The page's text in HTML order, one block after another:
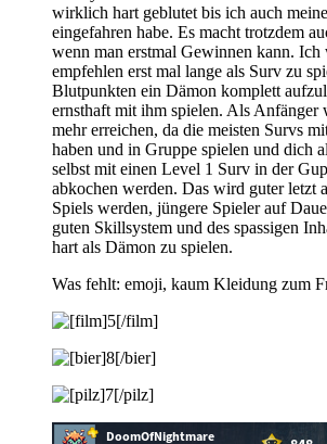
wirklich hart geblutet bis ich auch
eingefahren habe. Es macht trotzdem
wenn man erstmal Gewinnen kann. Ich
empfehlen erst mal lange als Surv zu
Blutpunkten ein Dämon komplett
ernsthaft mit ihm spielen. Als Anfänger
mehr erreichen, da die meisten Survs
haben und in Gruppe spielen und dich
selbst mit einen Level 1 Surv in der
abkochen werden. Das wird guter letzt
Spiels werden, jüngere Spieler auf
guten Skillsystem und des spassigen
hart als Dämon zu spielen.
Was fehlt: emoji, kaum Kleidung zum